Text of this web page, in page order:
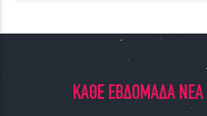
ΚΑΘΕ ΕΒΔΟΜΑΔΑ ΝΕΑ